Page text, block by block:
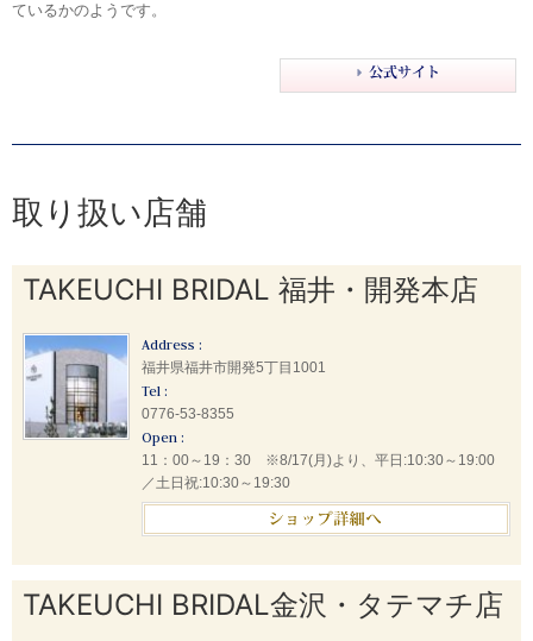
ているかのようです。
取り扱い店舗
TAKEUCHI BRIDAL 福井・開発本店
Address :
福井県福井市開発5丁目1001
Tel :
0776-53-8355
Open :
11：00～19：30 ※8/17(月)より、平日:10:30～19:00
／土日祝:10:30～19:30
TAKEUCHI BRIDAL金沢・タテマチ店